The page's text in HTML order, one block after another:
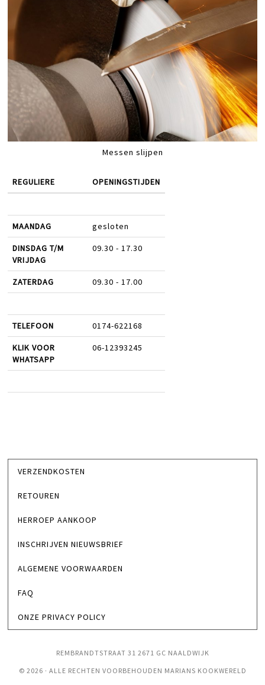
Messen slijpen
REGULIERE OPENINGSTIJDEN
MAANDAG gesloten
DINSDAG T/M
VRIJDAG
09.30 - 17.30
ZATERDAG 09.30 - 17.00
TELEFOON 0174-622168
KLIK VOOR
WHATSAPP
06-12393245
VERZENDKOSTEN
RETOUREN
HERROEP AANKOOP
INSCHRIJVEN NIEUWSBRIEF
ALGEMENE VOORWAARDEN
FAQ
ONZE PRIVACY POLICY
REMBRANDTSTRAAT 31 2671 GC NAALDWIJK
© 2026 · ALLE RECHTEN VOORBEHOUDEN MARIANS KOOKWERELD